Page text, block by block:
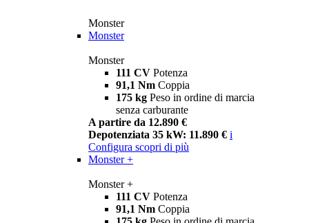
Monster
Monster
Monster
111 CV Potenza
91,1 Nm Coppia
175 kg Peso in ordine di marcia
senza carburante
A partire da 12.890 €
Depotenziata 35 kW: 11.890 € i
Configura scopri di più
Monster +
Monster +
111 CV Potenza
91,1 Nm Coppia